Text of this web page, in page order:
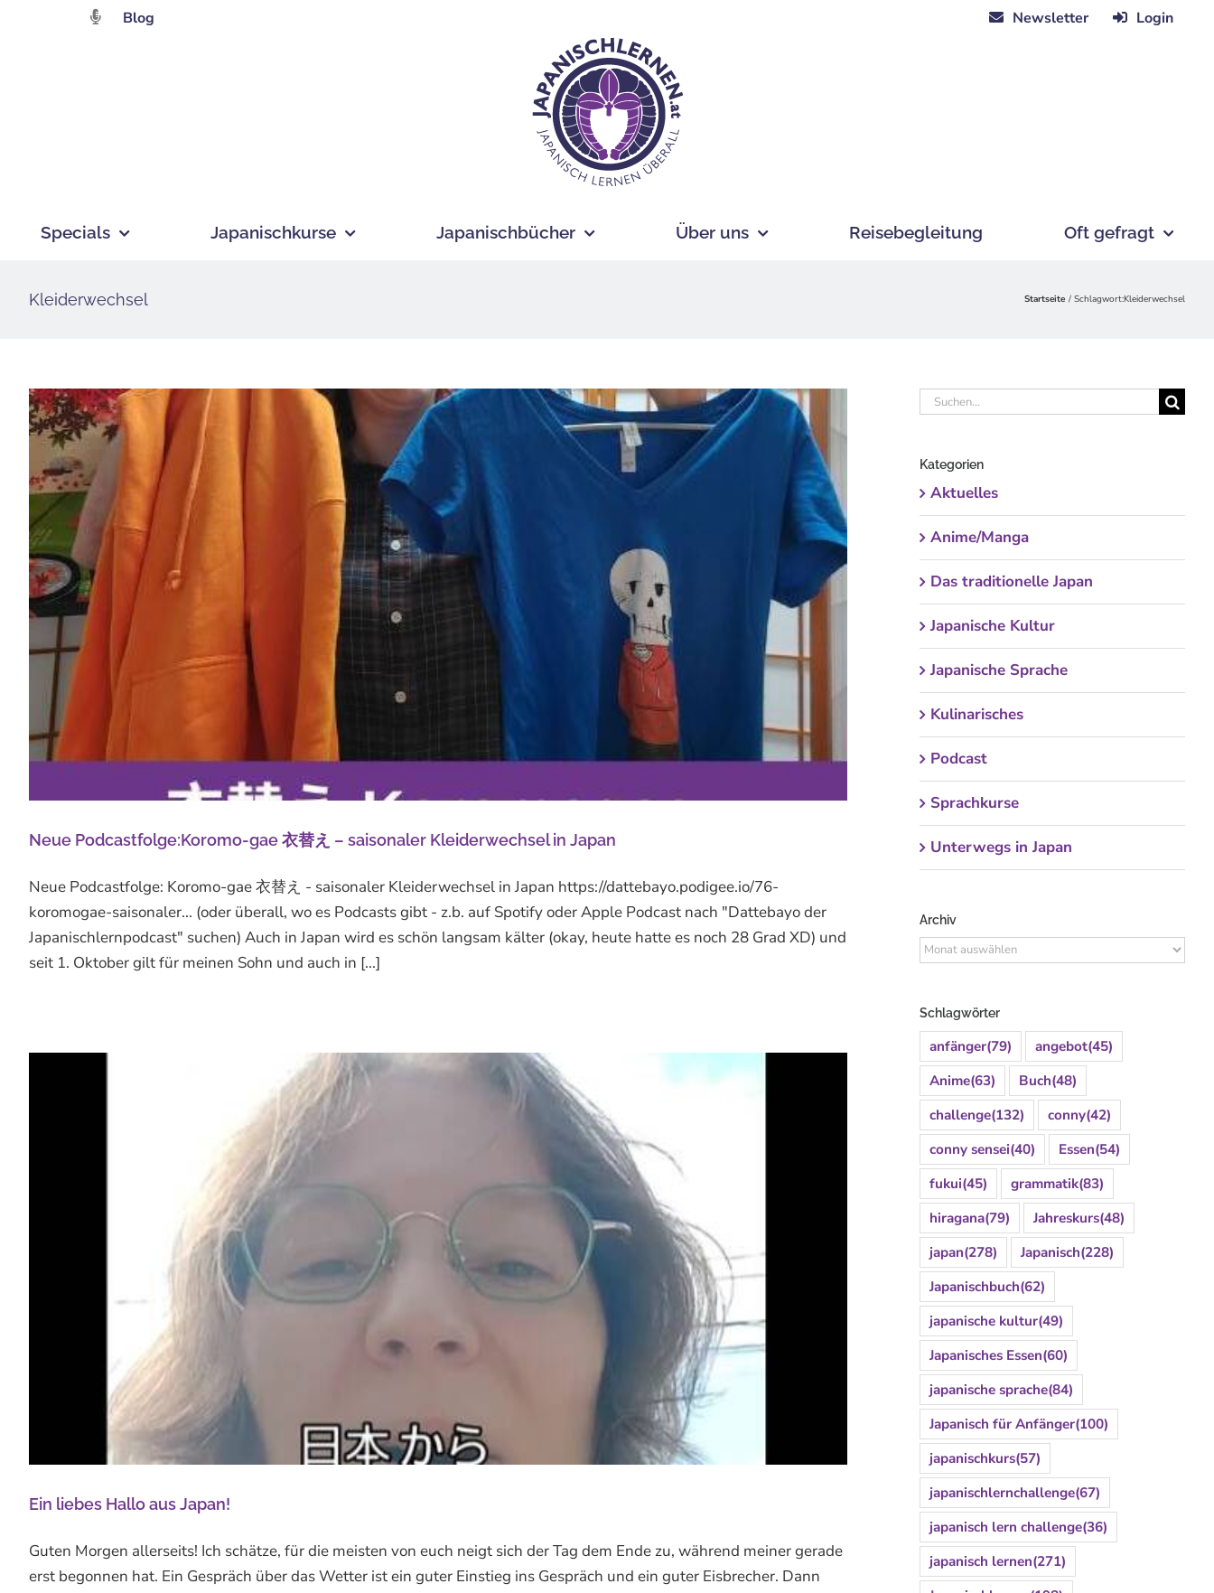
Blog Newsletter Login
Specials Japanischkurse Japanischbücher Über uns Reisebegleitung Oft gefragt
Kleiderwechsel Startseite Schlagwort:Kleiderwechsel
Neue Podcastfolge:Koromo-gae 衣替え – saisonaler Kleiderwechsel in Japan
Neue Podcastfolge: Koromo-gae 衣替え - saisonaler Kleiderwechsel in Japan https://dattebayo.podigee.io/76-
koromogae-saisonaler... (oder überall, wo es Podcasts gibt - z.b. auf Spotify oder Apple Podcast nach "Dattebayo der
Japanischlernpodcast" suchen) Auch in Japan wird es schön langsam kälter (okay, heute hatte es noch 28 Grad XD) und
seit 1. Oktober gilt für meinen Sohn und auch in [...]
Ein liebes Hallo aus Japan!
Guten Morgen allerseits! Ich schätze, für die meisten von euch neigt sich der Tag dem Ende zu, während meiner gerade
erst begonnen hat. Ein Gespräch über das Wetter ist ein guter Einstieg ins Gespräch und ein guter Eisbrecher. Dann
Suche
Kategorien
Aktuelles
Anime/Manga
Das traditionelle Japan
Japanische Kultur
Japanische Sprache
Kulinarisches
Podcast
Sprachkurse
Unterwegs in Japan
Archiv
Archiv
Schlagwörter
anfänger(79) angebot(45)
Anime(63) Buch(48)
challenge(132) conny(42)
conny sensei(40) Essen(54)
fukui(45) grammatik(83)
hiragana(79) Jahreskurs(48)
japan(278) Japanisch(228)
Japanischbuch(62)
japanische kultur(49)
Japanisches Essen(60)
japanische sprache(84)
Japanisch für Anfänger(100)
japanischkurs(57)
japanischlernchallenge(67)
japanisch lern challenge(36)
japanisch lernen(271)